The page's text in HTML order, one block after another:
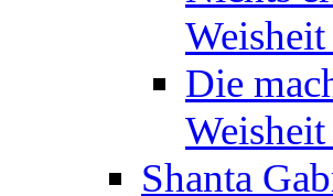
Die
Shanta